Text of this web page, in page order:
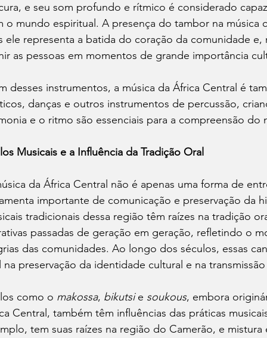
e seu som profundo e rítmico é considerado
o mundo espiritual. A presença do tambor na música
ele representa a batida do coração da comunidade e,
as pessoas em momentos de grande importância
desses instrumentos, a música da África Central é
danças e outros instrumentos de percussão,
e o ritmo são essenciais para a compreensão do
Musicais e a Influência da Tradição Oral
da África Central não é apenas uma forma de
importante de comunicação e preservação da
tradicionais dessa região têm raízes na tradição
passadas de geração em geração, refletindo o
das comunidades. Ao longo dos séculos, essas
na preservação da identidade cultural e na
como o makossa, bikutsi e soukous, embora
Central, também têm influências das práticas
tem suas raízes na região do Camerão, e